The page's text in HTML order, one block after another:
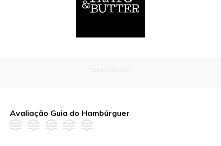
Avaliação Guia do Hambúrguer